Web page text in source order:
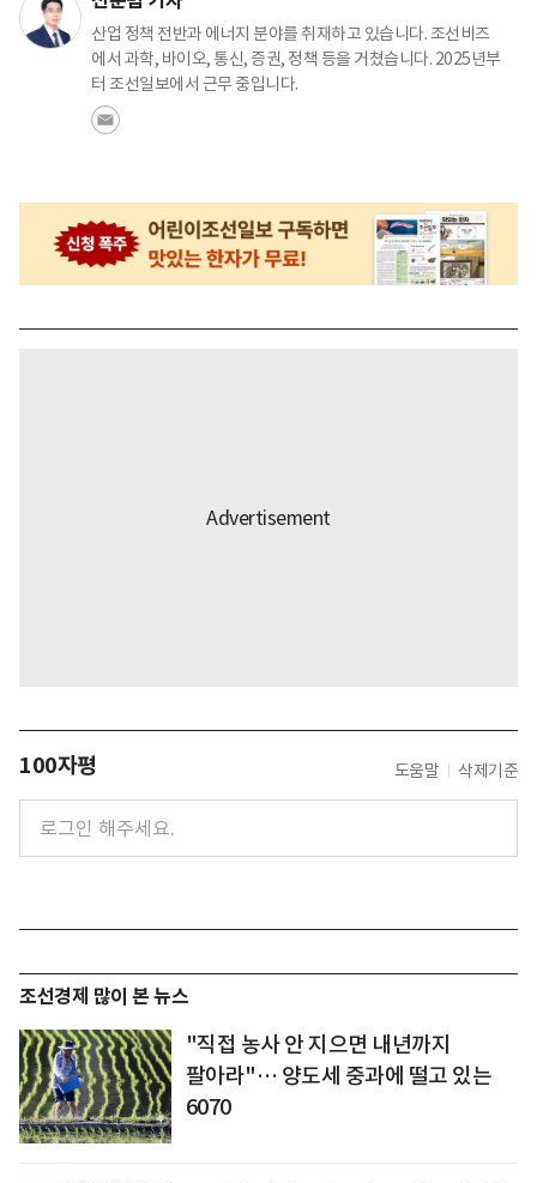
산업 정책 전반과 에너지 분야를 취재하고 있습니다. 조선비즈
에서 과학, 바이오, 통신, 증권, 정책 등을 거쳤습니다. 2025년부
터 조선일보에서 근무 중입니다.
100자평 도움말 삭제기준
조선경제 많이 본 뉴스
"직접 농사 안 지으면 내년까지
팔아라"… 양도세 중과에 떨고 있는
6070